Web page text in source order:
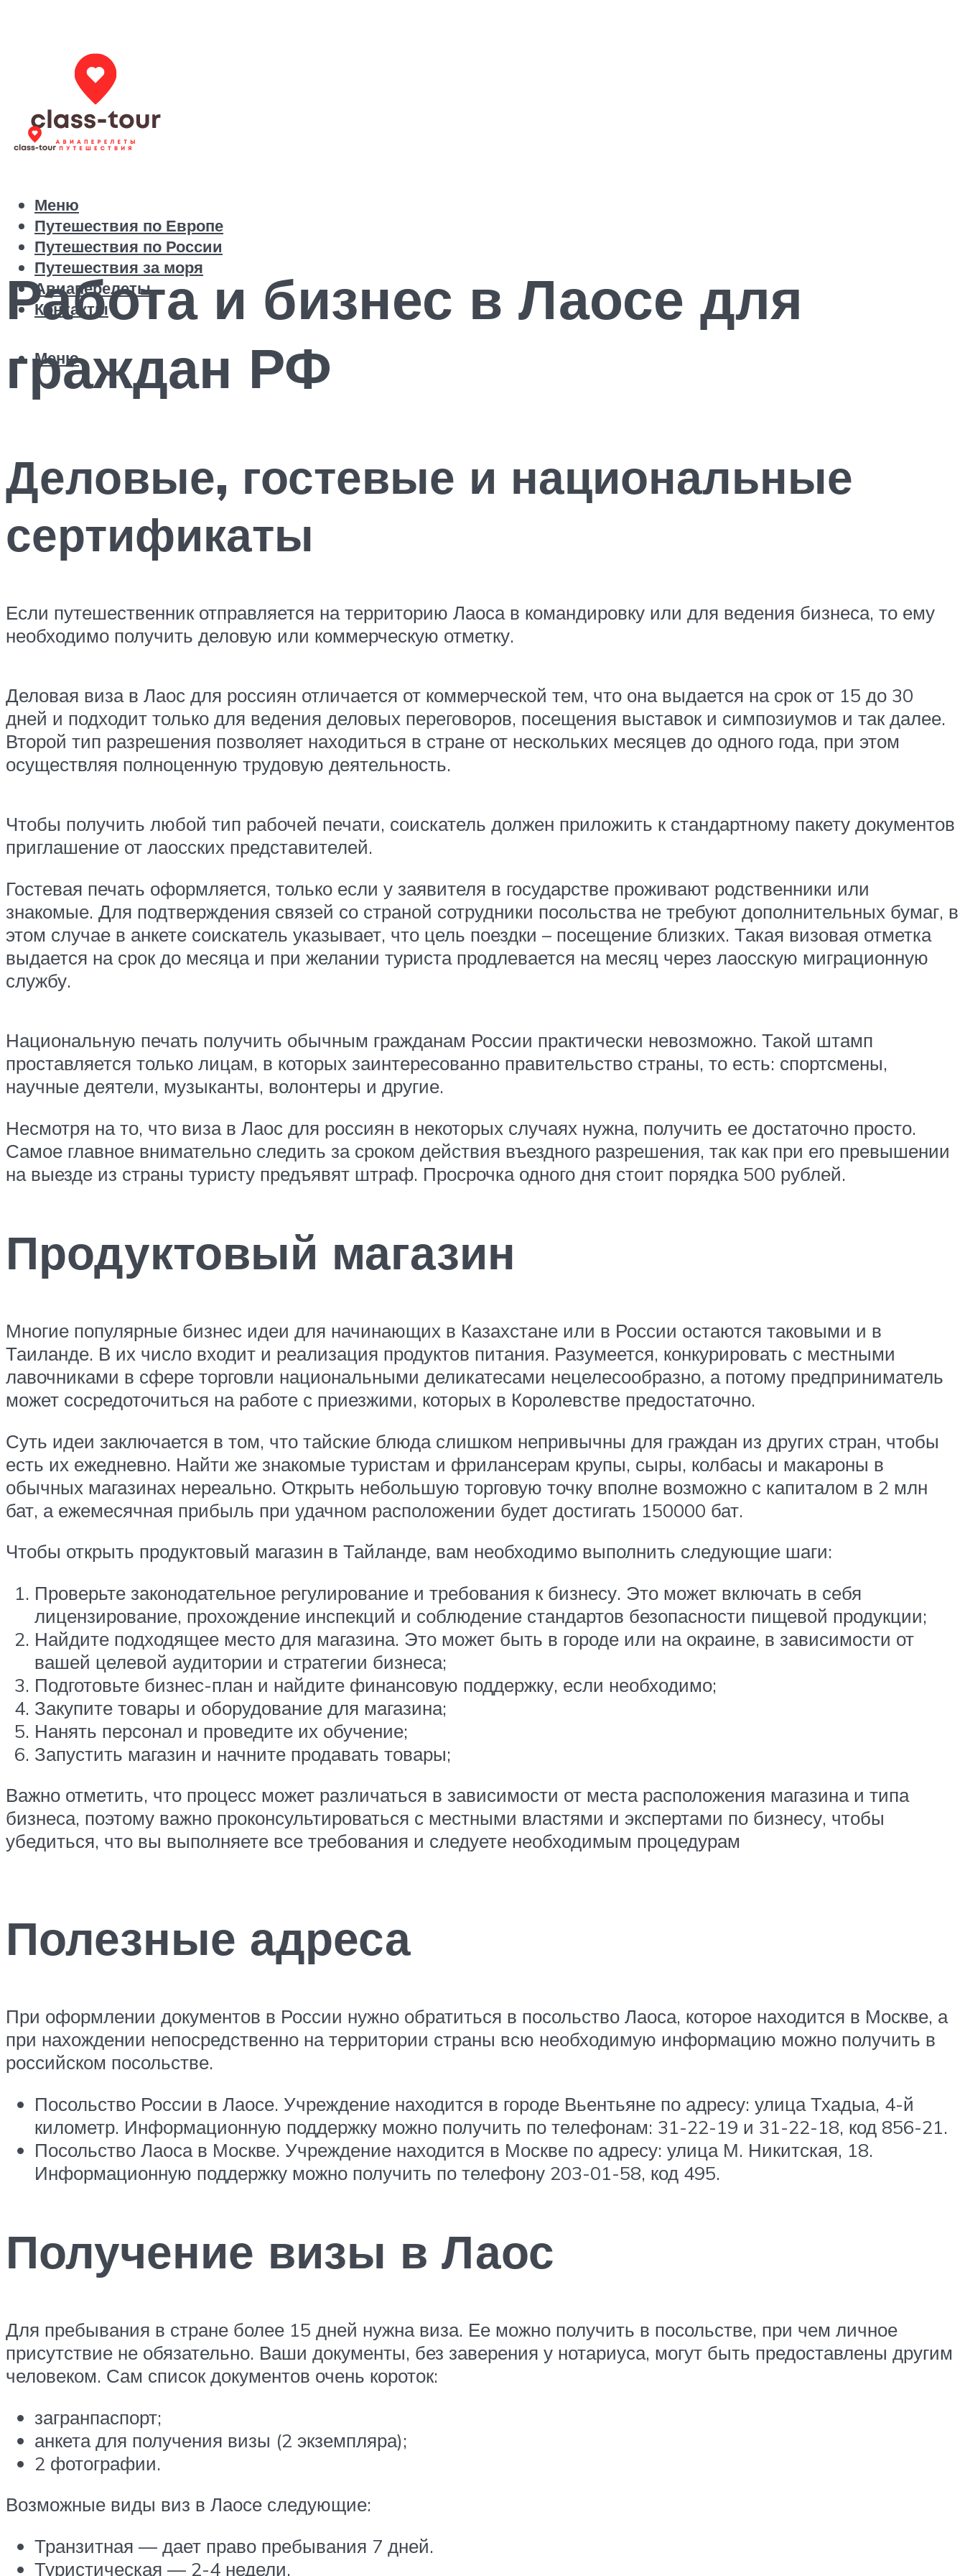
Путешествия по Европе
Путешествия по России
Путешествия за моря
Авиаперелеты
Контакты
Меню
Меню
Работа и бизнес в Лаосе для
граждан РФ
Деловые, гостевые и национальные
сертификаты
Если путешественник отправляется на территорию Лаоса в командировку или для ведения бизнеса, то ему
необходимо получить деловую или коммерческую отметку.
Деловая виза в Лаос для россиян отличается от коммерческой тем, что она выдается на срок от 15 до 30
дней и подходит только для ведения деловых переговоров, посещения выставок и симпозиумов и так далее.
Второй тип разрешения позволяет находиться в стране от нескольких месяцев до одного года, при этом
осуществляя полноценную трудовую деятельность.
Чтобы получить любой тип рабочей печати, соискатель должен приложить к стандартному пакету документов
приглашение от лаосских представителей.
Гостевая печать оформляется, только если у заявителя в государстве проживают родственники или
знакомые. Для подтверждения связей со страной сотрудники посольства не требуют дополнительных бумаг, в
этом случае в анкете соискатель указывает, что цель поездки – посещение близких. Такая визовая отметка
выдается на срок до месяца и при желании туриста продлевается на месяц через лаосскую миграционную
службу.
Национальную печать получить обычным гражданам России практически невозможно. Такой штамп
проставляется только лицам, в которых заинтересованно правительство страны, то есть: спортсмены,
научные деятели, музыканты, волонтеры и другие.
Несмотря на то, что виза в Лаос для россиян в некоторых случаях нужна, получить ее достаточно просто.
Самое главное внимательно следить за сроком действия въездного разрешения, так как при его превышении
на выезде из страны туристу предъявят штраф. Просрочка одного дня стоит порядка 500 рублей.
Продуктовый магазин
Многие популярные бизнес идеи для начинающих в Казахстане или в России остаются таковыми и в
Таиланде. В их число входит и реализация продуктов питания. Разумеется, конкурировать с местными
лавочниками в сфере торговли национальными деликатесами нецелесообразно, а потому предприниматель
может сосредоточиться на работе с приезжими, которых в Королевстве предостаточно.
Суть идеи заключается в том, что тайские блюда слишком непривычны для граждан из других стран, чтобы
есть их ежедневно. Найти же знакомые туристам и фрилансерам крупы, сыры, колбасы и макароны в
обычных магазинах нереально. Открыть небольшую торговую точку вполне возможно с капиталом в 2 млн
бат, а ежемесячная прибыль при удачном расположении будет достигать 150000 бат.
Чтобы открыть продуктовый магазин в Тайланде, вам необходимо выполнить следующие шаги:
Проверьте законодательное регулирование и требования к бизнесу. Это может включать в себя
лицензирование, прохождение инспекций и соблюдение стандартов безопасности пищевой продукции;
Найдите подходящее место для магазина. Это может быть в городе или на окраине, в зависимости от
вашей целевой аудитории и стратегии бизнеса;
Подготовьте бизнес-план и найдите финансовую поддержку, если необходимо;
Закупите товары и оборудование для магазина;
Нанять персонал и проведите их обучение;
Запустить магазин и начните продавать товары;
Важно отметить, что процесс может различаться в зависимости от места расположения магазина и типа
бизнеса, поэтому важно проконсультироваться с местными властями и экспертами по бизнесу, чтобы
убедиться, что вы выполняете все требования и следуете необходимым процедурам
Полезные адреса
При оформлении документов в России нужно обратиться в посольство Лаоса, которое находится в Москве, а
при нахождении непосредственно на территории страны всю необходимую информацию можно получить в
российском посольстве.
Посольство России в Лаосе. Учреждение находится в городе Вьентьяне по адресу: улица Тхадыа, 4-й
километр. Информационную поддержку можно получить по телефонам: 31-22-19 и 31-22-18, код 856-21.
Посольство Лаоса в Москве. Учреждение находится в Москве по адресу: улица М. Никитская, 18.
Информационную поддержку можно получить по телефону 203-01-58, код 495.
Получение визы в Лаос
Для пребывания в стране более 15 дней нужна виза. Ее можно получить в посольстве, при чем личное
присутствие не обязательно. Ваши документы, без заверения у нотариуса, могут быть предоставлены другим
человеком. Сам список документов очень короток:
загранпаспорт;
анкета для получения визы (2 экземпляра);
2 фотографии.
Возможные виды виз в Лаосе следующие:
Транзитная — дает право пребывания 7 дней.
Туристическая — 2-4 недели.